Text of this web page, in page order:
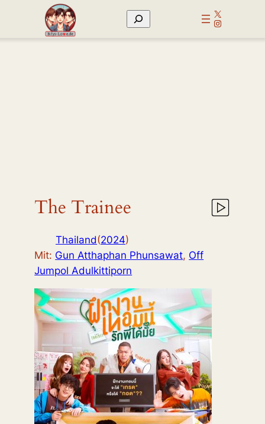
Suchen
X
Instagram
The Trainee
Thailand(2024)
Mit: Gun Atthaphan Phunsawat, Off
Jumpol Adulkittiporn